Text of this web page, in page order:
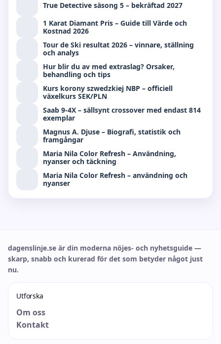
True Detective säsong 5 – bekräftad 2027
1 Karat Diamant Pris – Guide till Värde och
Kostnad 2026
Tour de Ski resultat 2026 – vinnare, ställning
och analys
Hur blir du av med extraslag? Orsaker,
behandling och tips
Kurs korony szwedzkiej NBP – officiell
växelkurs SEK/PLN
Saab 9-4X – sällsynt crossover med endast 814
exemplar
Magnus A. Djuse – Biografi, statistik och
framgångar
Maria Nila Color Refresh – Användning,
nyanser och täckning
Maria Nila Color Refresh – användning och
nyanser
dagenslinje.se är din moderna nöjes- och nyhetsguide —
skarp, snabb och kurerad för det som betyder något just
nu.
Utforska
Om oss
Kontakt